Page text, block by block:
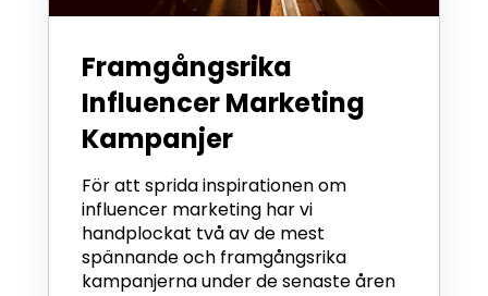
Framgångsrika
Influencer Marketing
Kampanjer
För att sprida inspirationen om
influencer marketing har vi
handplockat två av de mest
spännande och framgångsrika
kampanjerna under de senaste åren